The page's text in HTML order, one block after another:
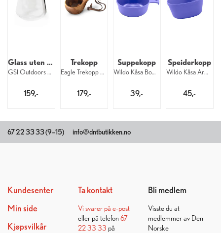
Glass uten stett
GSI Outdoors Stemless Glass 4,3 dl
159,-
Trekopp
Eagle Trekopp Go-koppen Liten 110 ml
179,-
Suppekopp
Wildo Kåsa Bowl 3,5 dl Blueberry
39,-
Speiderkopp
Wildo Kåsa Army 3 dl Blueberry
45,-
67 22 33 33 (9–15) info@dntbutikken.no
Kundesenter
Min side
Kjøpsvilkår
Ta kontakt
Vi svarer på e-post
eller på telefon 67
22 33 33 på
Bli medlem
Visste du at
medlemmer av Den
Norske